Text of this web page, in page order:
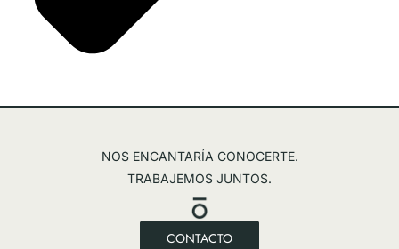
NOS ENCANTARÍA CONOCERTE.
TRABAJEMOS JUNTOS.
CONTACTO